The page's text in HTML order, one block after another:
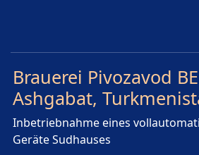
Brauerei Pivozavod
Ashgabat,
Inbetriebnahme eines
Geräte Sudhauses